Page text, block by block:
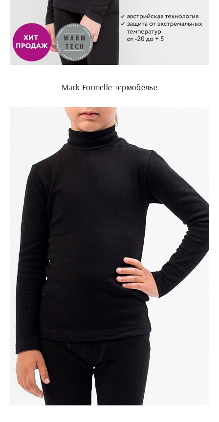
Mark Formelle термобелье